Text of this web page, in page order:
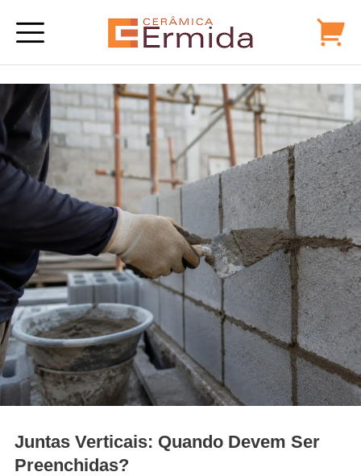
Juntas Verticais: Quando Devem Ser
Preenchidas?